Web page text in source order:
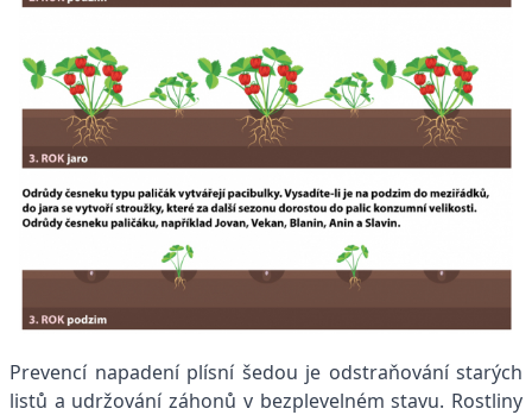
Prevencí napadení plísní šedou je odstraňování starých
listů a udržování záhonů v bezplevelném stavu. Rostliny